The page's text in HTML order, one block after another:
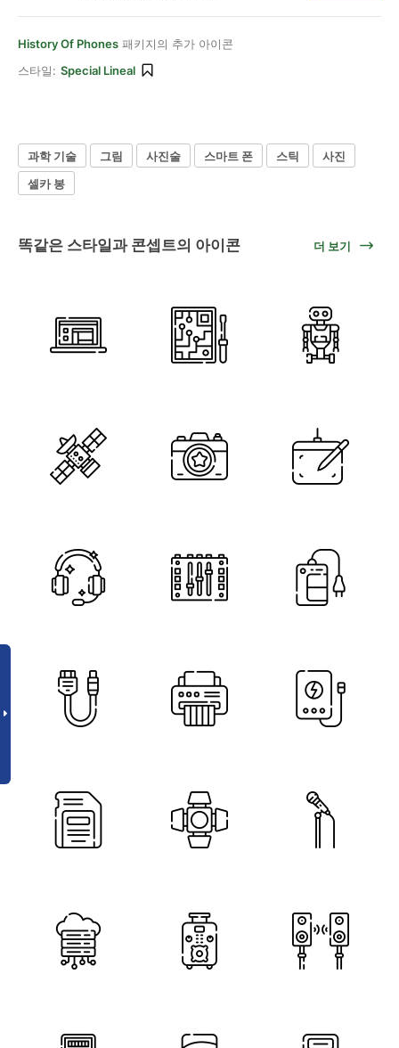
History Of Phones 패키지의 추가 아이콘
스타일: Special Lineal
과학 기술 그림 사진술 스마트 폰 스틱
사진
셀카 봉
똑같은 스타일과 콘셉트의 아이콘 더 보기